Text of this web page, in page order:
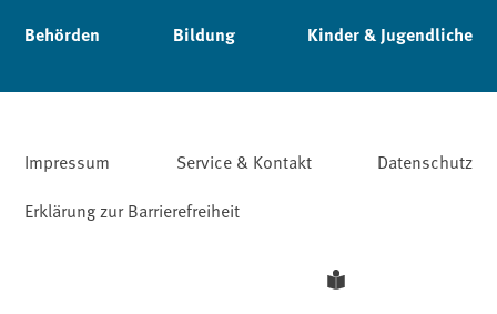
Behörden Bildung Kinder & Jugendliche
Impressum Service & Kontakt
Datenschutz
Erklärung zur Barrierefreiheit